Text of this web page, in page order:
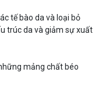
tế bào da và loại bỏ
trúc da và giảm sự xuất
mảng chất béo